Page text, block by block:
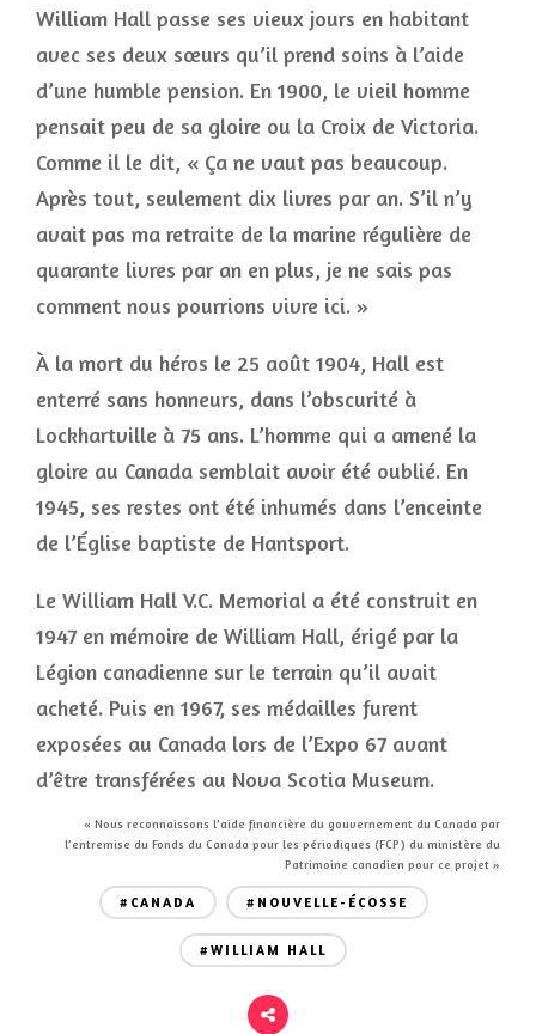
William Hall passe ses vieux jours en habitant
avec ses deux sœurs qu’il prend soins à l’aide
d’une humble pension. En 1900, le vieil homme
pensait peu de sa gloire ou la Croix de Victoria.
Comme il le dit, « Ça ne vaut pas beaucoup.
Après tout, seulement dix livres par an. S’il n’y
avait pas ma retraite de la marine régulière de
quarante livres par an en plus, je ne sais pas
comment nous pourrions vivre ici. »
À la mort du héros le 25 août 1904, Hall est
enterré sans honneurs, dans l’obscurité à
Lockhartville à 75 ans. L’homme qui a amené la
gloire au Canada semblait avoir été oublié. En
1945, ses restes ont été inhumés dans l’enceinte
de l’Église baptiste de Hantsport.
Le William Hall V.C. Memorial a été construit en
1947 en mémoire de William Hall, érigé par la
Légion canadienne sur le terrain qu’il avait
acheté. Puis en 1967, ses médailles furent
exposées au Canada lors de l’Expo 67 avant
d’être transférées au Nova Scotia Museum.
« Nous reconnaissons l’aide financière du gouvernement du Canada par
l’entremise du Fonds du Canada pour les périodiques (FCP) du ministère du
Patrimoine canadien pour ce projet »
#CANADA #NOUVELLE-ÉCOSSE
#WILLIAM HALL